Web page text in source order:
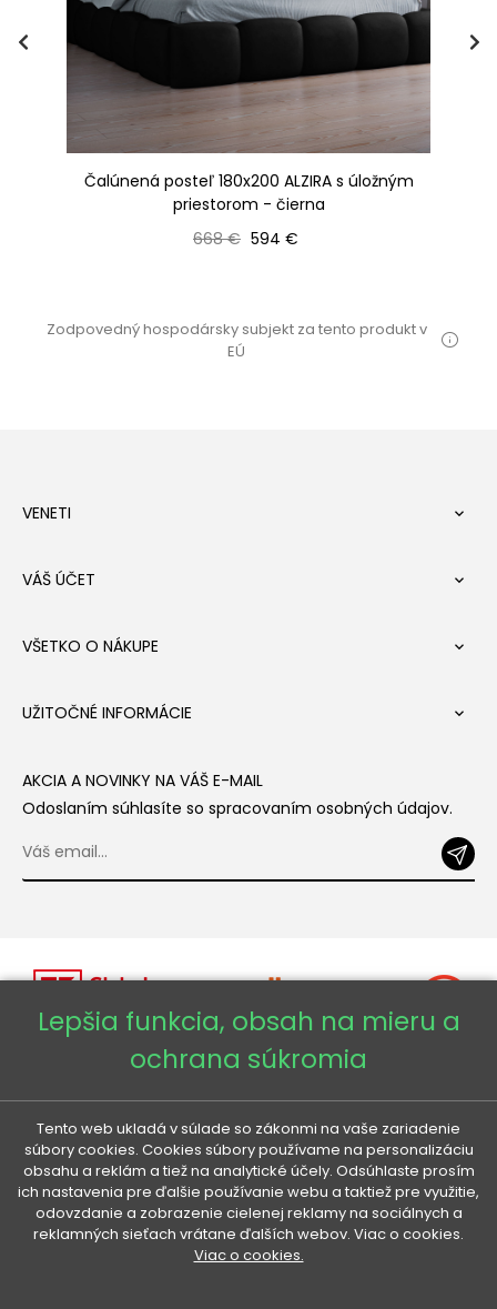
Čalúnená posteľ 180x200 ALZIRA s úložným
priestorom - čierna
Bežná cena
668 € Cena
594 €
Zodpovedný hospodársky subjekt za tento produkt v
EÚ
VENETI 
VÁŠ ÚČET 
VŠETKO O NÁKUPE 
UŽITOČNÉ INFORMÁCIE 
AKCIA A NOVINKY NA VÁŠ E-MAIL
Odoslaním súhlasíte so spracovaním osobných údajov.
Veneti SK
Veneti CZ
Veneti DE
Lepšia funkcia, obsah na mieru a
ochrana súkromia
Tento web ukladá v súlade so zákonmi na vaše zariadenie
súbory cookies. Cookies súbory používame na personalizáciu
obsahu a reklám a tiež na analytické účely. Odsúhlaste prosím
ich nastavenia pre ďalšie používanie webu a taktiež pre využitie,
odovzdanie a zobrazenie cielenej reklamy na sociálnych a
reklamných sieťach vrátane ďalších webov. Viac o cookies.
Viac o cookies.